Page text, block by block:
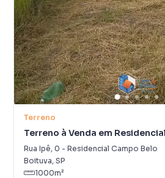
Terreno
Terreno à Venda em
Rua Ipê, 0 - Residencial Campo Belo
Boituva, SP
1000m²